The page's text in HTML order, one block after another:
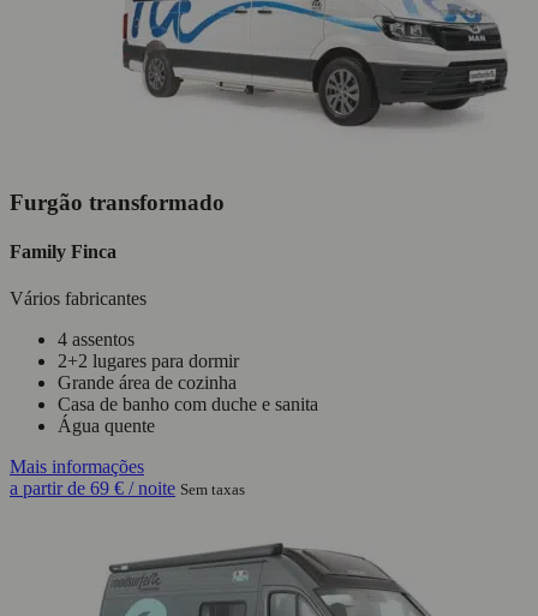
Furgão transformado
Family Finca
Vários fabricantes
4 assentos
2+2 lugares para dormir
Grande área de cozinha
Casa de banho com duche e sanita
Água quente
Mais informações
a partir de 69 € / noite Sem taxas